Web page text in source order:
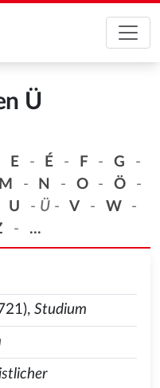
Ü
E - É - F - G
-
M - N - O - Ö
-
U - Ü- V - W
-
- ...
Studium